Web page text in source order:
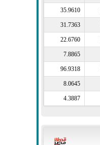
35.9610
31.7363
22.6760
7.8865
96.9318
8.0645
4.3887